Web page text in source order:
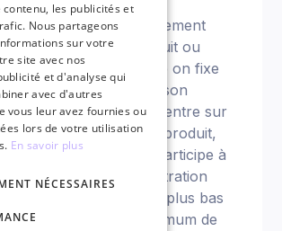
stratégies particulièrement
lancement d'un produit ou
le cas de l'écrémage on fixe
sur le marché pour son
ainsi on se concentre sur
valorisent le plus le produit,
sont élevées et cela participe à
premium. Pour la pénétration
on va fixer un prix plus bas
pour attirer un maximum de
les publicités et
Nous partageons
sur votre
site avec nos
et d'analyse qui
avec d'autres
vous leur avez fournies ou
lors de votre utilisation
En savoir plus
NÉCESSAIRES